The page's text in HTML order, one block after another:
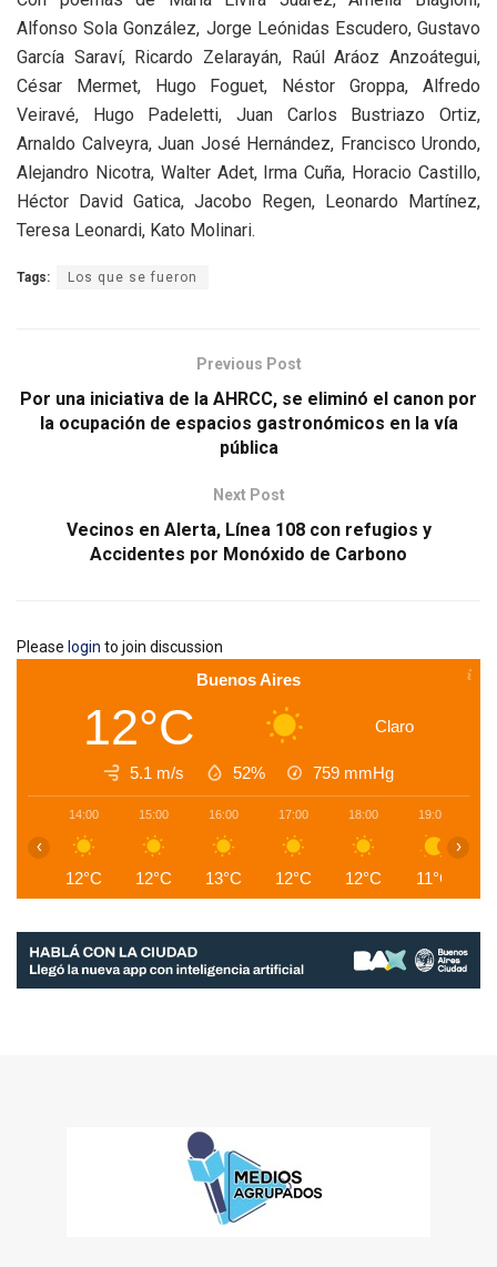
Alfonso Sola González, Jorge Leónidas Escudero, Gustavo
García Saraví, Ricardo Zelarayán, Raúl Aráoz Anzoátegui,
César Mermet, Hugo Foguet, Néstor Groppa, Alfredo
Veiravé, Hugo Padeletti, Juan Carlos Bustriazo Ortiz,
Arnaldo Calveyra, Juan José Hernández, Francisco Urondo,
Alejandro Nicotra, Walter Adet, Irma Cuña, Horacio Castillo,
Héctor David Gatica, Jacobo Regen, Leonardo Martínez,
Teresa Leonardi, Kato Molinari.
Tags: Los que se fueron
Previous Post
Por una iniciativa de la AHRCC, se eliminó el canon por
la ocupación de espacios gastronómicos en la vía
pública
Next Post
Vecinos en Alerta, Línea 108 con refugios y
Accidentes por Monóxido de Carbono
Please login to join discussion
Buenos Aires
12°C Claro
5.1 m/s 52% 759 mmHg
14:00
12°C
15:00
12°C
16:00
13°C
17:00
12°C
18:00
12°C
19:00
11°C
‹ ›